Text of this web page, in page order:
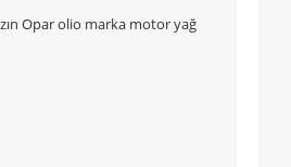
Opar olio marka motor yağ